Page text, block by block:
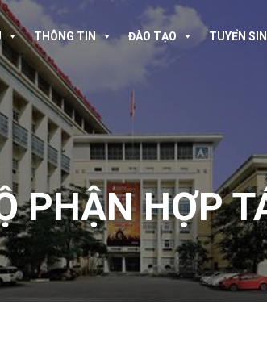
THÔNG TIN ĐÀO TẠO TUYỂN
PHẬN HỢP